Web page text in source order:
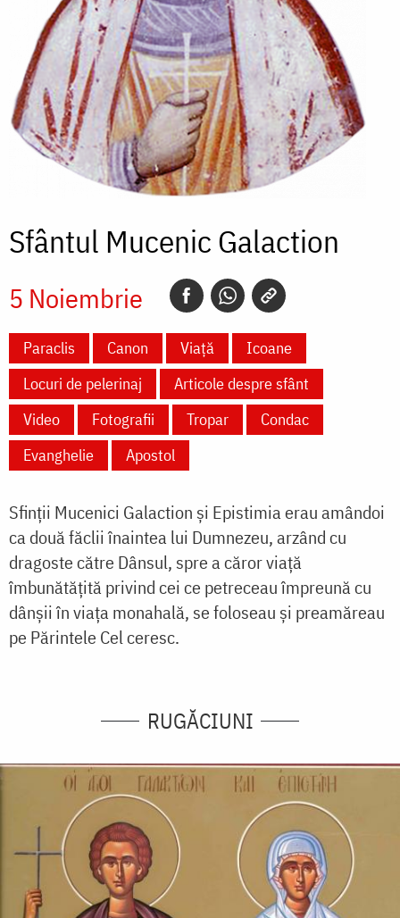
Sfântul Mucenic Galaction
5 Noiembrie
Paraclis Canon Viață
Icoane
Locuri de pelerinaj
Articole despre sfânt
Video
Fotografii Tropar
Condac
Evanghelie
Apostol
Sfinții Mucenici Galaction și Epistimiaerau amândoi
ca două făclii înaintea lui Dumnezeu, arzând cu
dragoste către Dânsul, spre a căror viață
îmbunătățită privind cei ce petreceau împreună cu
dânșii în viața monahală, se foloseau și preamăreau
pe Părintele Cel ceresc.
RUGĂCIUNI